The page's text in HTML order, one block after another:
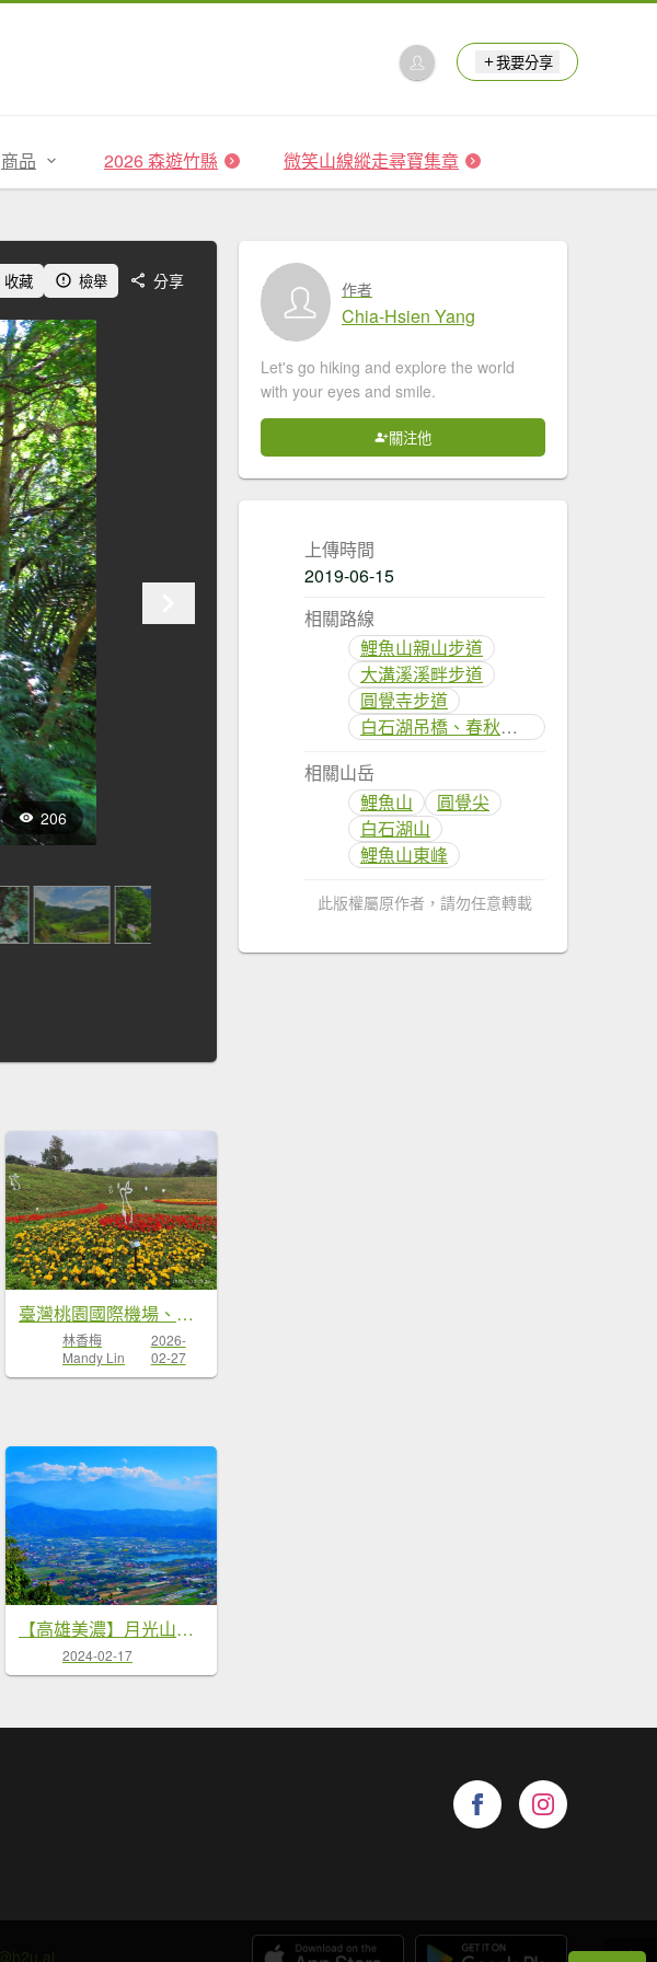
我要分享
商品 2026 森遊竹縣 微笑山線縱走尋寶集章
收藏 檢舉 分享
206
臺灣桃園國際機場、捷運大湖公園站→大溝溪生態治水園區→圓覺寺步道口→新福本坑→碧湖步道
林香梅
Mandy Lin
2026-
02-27
【高雄美濃】月光山稜線縱走，風光旖旎，展望無敵，宛如世外桃源
2024-02-17
作者
Chia-Hsien Yang
Let's go hiking and explore the world
with your eyes and smile.
關注他
上傳時間
2019-06-15
相關路線
鯉魚山親山步道
大溝溪溪畔步道
圓覺寺步道
白石湖吊橋、春秋步道
相關山岳
鯉魚山
圓覺尖
白石湖山
鯉魚山東峰
此版權屬原作者，請勿任意轉載